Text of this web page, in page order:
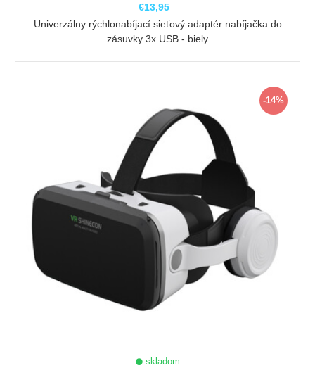
€13,95
Univerzálny rýchlonabíjací sieťový adaptér nabíjačka do
zásuvky 3x USB - biely
-14%
skladom